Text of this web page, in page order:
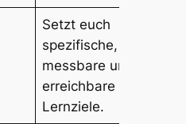
Setzt euch
spezifische,
messbare und
erreichbare
Lernziele.